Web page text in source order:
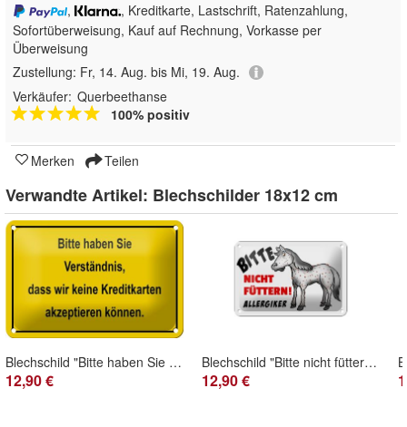
,
, Kreditkarte, Lastschrift, Ratenzahlung,
Sofortüberweisung, Kauf auf Rechnung, Vorkasse per
Überweisung
Zustellung: Fr, 14. Aug. bis Mi, 19. Aug.
Verkäufer: Querbeethanse
100% positiv
Merken Teilen
Verwandte Artikel: Blechschilder 18x12 cm
Blechschild "Bitte haben Sie Verständnis - keine Kreditkarten" 18x12cm gelb gewölbt
12,90 €
Blechschild "Bitte nicht füttern! Allergiker" Pferd 12x18 cm weiß schwarz rot gewölbt
12,90 €